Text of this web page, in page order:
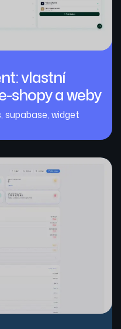
vlastní
shopy a weby
, supabase, widget